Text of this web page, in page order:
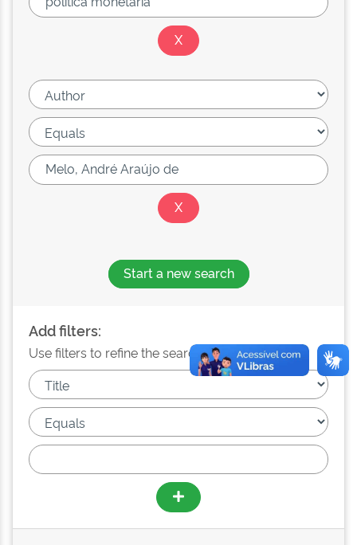
Start a new search
Add filters:
Use filters to refine the search results.